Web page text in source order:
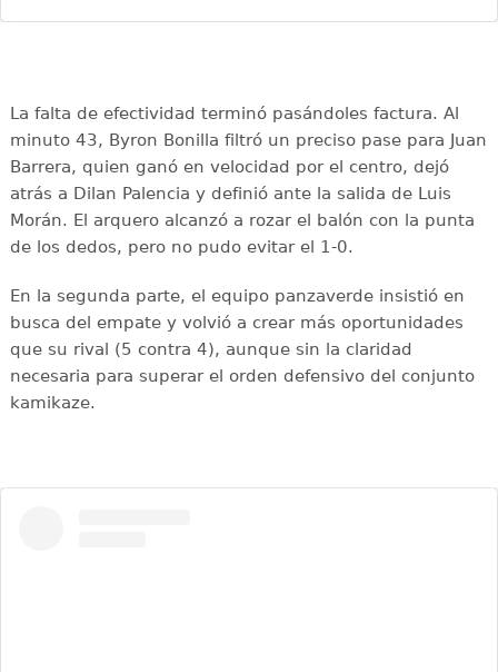
La falta de efectividad terminó pasándoles factura. Al
minuto 43, Byron Bonilla filtró un preciso pase para Juan
Barrera, quien ganó en velocidad por el centro, dejó
atrás a Dilan Palencia y definió ante la salida de Luis
Morán. El arquero alcanzó a rozar el balón con la punta
de los dedos, pero no pudo evitar el 1-0.
En la segunda parte, el equipo panzaverde insistió en
busca del empate y volvió a crear más oportunidades
que su rival (5 contra 4), aunque sin la claridad
necesaria para superar el orden defensivo del conjunto
kamikaze.